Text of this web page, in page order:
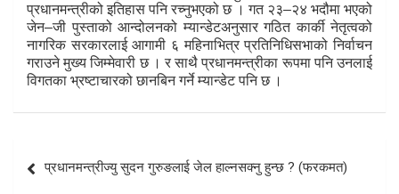
प्रधानमन्त्रीको इतिहास पनि रच्नुभएको छ । गत २३–२४ भदौमा भएको
जेन–जी पुस्ताको आन्दोलनको म्यान्डेटअनुसार गठित कार्की नेतृत्वको
नागरिक सरकारलाई आगामी ६ महिनाभित्र प्रतिनिधिसभाको निर्वाचन
गराउने मुख्य जिम्मेवारी छ । र साथै प्रधानमन्त्रीका रूपमा पनि उनलाई
विगतका भ्रष्टाचारको छानबिन गर्ने म्यान्डेट पनि छ ।
navigation
प्रधानमन्त्रीज्यु सुदन गुरुङलाई जेल हाल्नसक्नु हुन्छ ? (फरकमत)